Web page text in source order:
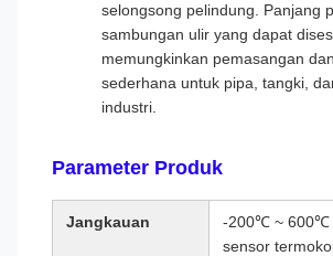
selongsong pelindung. Panjang
sambungan ulir yang dapat
memungkinkan pemasangan
sederhana untuk pipa, tangki,
industri.
Parameter Produk
Jangkauan
-200℃ ~ 600℃
sensor